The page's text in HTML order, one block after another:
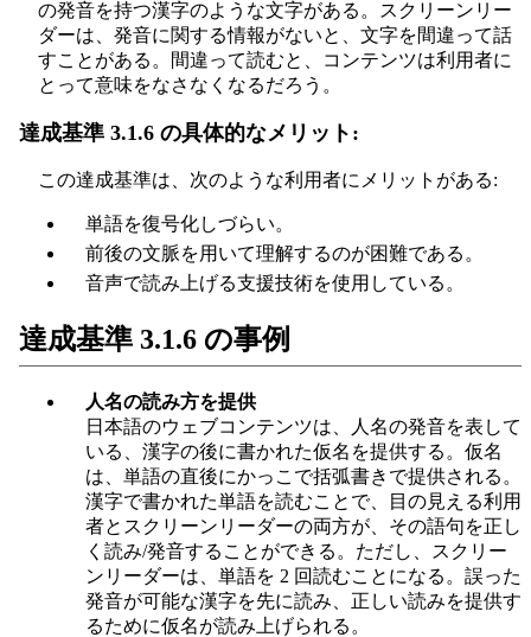
の発音を持つ漢字のような文字がある。スクリーンリー
ダーは、発音に関する情報がないと、文字を間違って話
すことがある。間違って読むと、コンテンツは利用者に
とって意味をなさなくなるだろう。
達成基準 3.1.6 の具体的なメリット:
この達成基準は、次のような利用者にメリットがある:
単語を復号化しづらい。
前後の文脈を用いて理解するのが困難である。
音声で読み上げる支援技術を使用している。
達成基準 3.1.6 の事例
人名の読み方を提供
日本語のウェブコンテンツは、人名の発音を表して
いる、漢字の後に書かれた仮名を提供する。仮名
は、単語の直後にかっこで括弧書きで提供される。
漢字で書かれた単語を読むことで、目の見える利用
者とスクリーンリーダーの両方が、その語句を正し
く読み/発音することができる。ただし、スクリー
ンリーダーは、単語を 2 回読むことになる。誤った
発音が可能な漢字を先に読み、正しい読みを提供す
るために仮名が読み上げられる。